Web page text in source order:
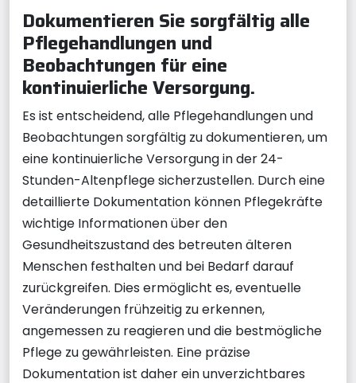
Dokumentieren Sie sorgfältig alle
Pflegehandlungen und
Beobachtungen für eine
kontinuierliche Versorgung.
Es ist entscheidend, alle Pflegehandlungen und
Beobachtungen sorgfältig zu dokumentieren, um
eine kontinuierliche Versorgung in der 24-
Stunden-Altenpflege sicherzustellen. Durch eine
detaillierte Dokumentation können Pflegekräfte
wichtige Informationen über den
Gesundheitszustand des betreuten älteren
Menschen festhalten und bei Bedarf darauf
zurückgreifen. Dies ermöglicht es, eventuelle
Veränderungen frühzeitig zu erkennen,
angemessen zu reagieren und die bestmögliche
Pflege zu gewährleisten. Eine präzise
Dokumentation ist daher ein unverzichtbares